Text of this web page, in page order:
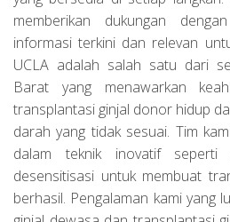
memberikan dukungan
informasi terkini dan relevan
UCLA adalah salah satu dari
Barat yang menawarkan
transplantasi ginjal donor hidup
darah yang tidak sesuai. Tim
dalam teknik inovatif seperti
desensitisasi untuk membuat
berhasil. Pengalaman kami yang